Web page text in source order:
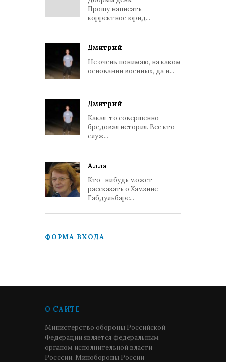
Прошу написать
корректное юрид...
Дмитрий
Не очень понимаю, на каком
основании военных, да и...
Дмитрий
Какая-то совершенно
бредовая история. Все кто
служ...
Алла
Кто -нибудь может
рассказать о Хамзине
Габдульбаре...
ФОРМА ВХОДА
О САЙТЕ
Министерство обороны Российской
Федерации является федеральным
органом исполнительной власти
Росссии. Минобороны России